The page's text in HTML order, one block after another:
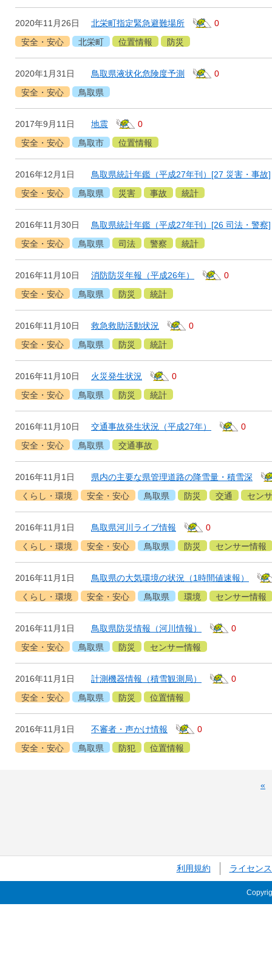
2020年11月26日 北栄町指定緊急避難場所
0
安全・安心
北栄町 位置情報 防災
2020年1月31日 鳥取県液状化危険度予測
0
安全・安心
鳥取県
2017年9月11日 地震
0
安全・安心
鳥取市 位置情報
2016年12月1日
鳥取県統計年鑑（平成27年刊）[27 災害・事故]
安全・安心
鳥取県 災害 事故 統計
2016年11月30日
鳥取県統計年鑑（平成27年刊）[26 司法・警察]
安全・安心
鳥取県 司法 警察 統計
2016年11月10日 消防防災年報（平成26年）
0
安全・安心
鳥取県 防災 統計
2016年11月10日 救急救助活動状況
0
安全・安心
鳥取県 防災 統計
2016年11月10日 火災発生状況
0
安全・安心
鳥取県 防災 統計
2016年11月10日 交通事故発生状況（平成27年）
0
安全・安心
鳥取県 交通事故
2016年11月1日
県内の主要な県管理道路の降雪量・積雪深
くらし・環境
安全・安心 鳥取県 防災 交通 セン
2016年11月1日 鳥取県河川ライブ情報
0
くらし・環境
安全・安心 鳥取県 防災 センサー情報
2016年11月1日
鳥取県の大気環境の状況（1時間値速報）
くらし・環境
安全・安心 鳥取県 環境 センサー情報
2016年11月1日 鳥取県防災情報（河川情報）
0
安全・安心
鳥取県 防災 センサー情報
2016年11月1日 計測機器情報（積雪観測局）
0
安全・安心
鳥取県 防災 位置情報
2016年11月1日 不審者・声かけ情報
0
安全・安心
鳥取県 防犯 位置情報
«
利用規約 ライセン